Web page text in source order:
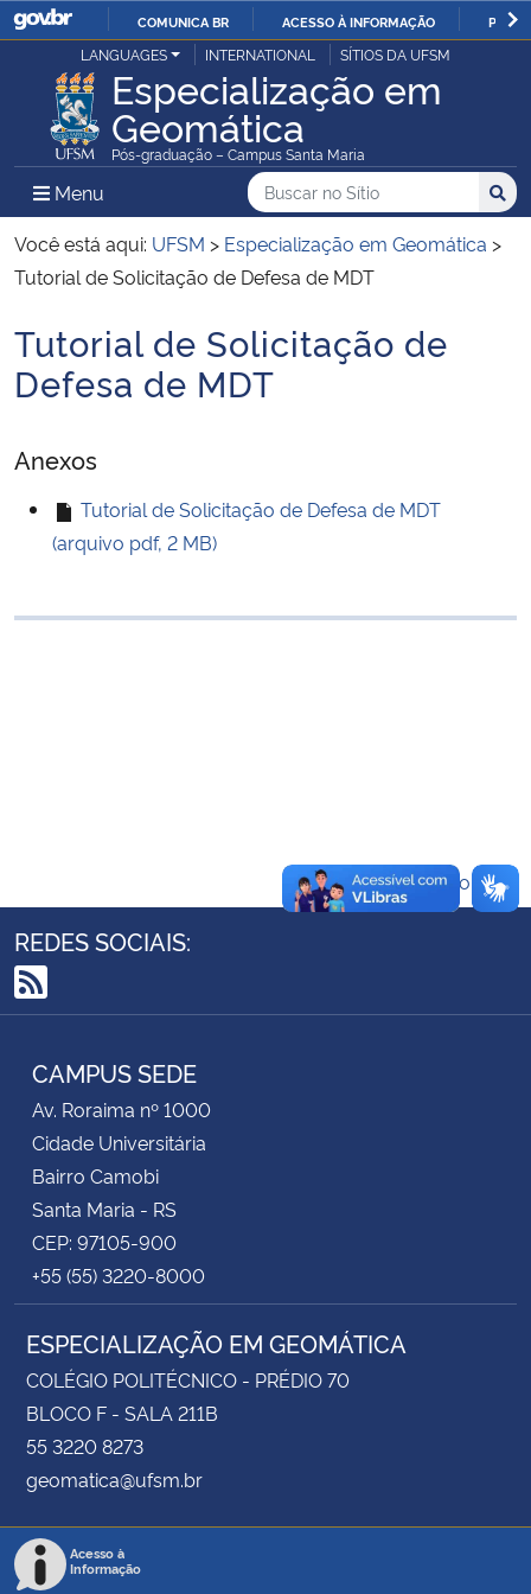
IR
PARA
O
CONTEÚDO
COMUNICA BR ACESSO À INFORMAÇÃO
Ministério da Justiça e Segurança Pública
Ministério da Defesa
Ministério das Relações Exteriores
Ministério da Infraestrutura
Ministério da Cidadania
Ministério da Saúde
Controladoria-Geral da União
Secretaria-Geral
Secretaria de Governo
Gabinete de Segurança Institucional
Advocacia-Geral da União
Banco Central do Brasil
LANGUAGES INTERNATIONAL SÍTIOS DA UFSM
Especialização em
Geomática
Pós-graduação – Campus Santa Maria
Menu Menu Principal do Sítio
Busca
Buscar no no Sítio
Busca:
Você está aqui: UFSM > Especialização em Geomática >
Tutorial de Solicitação de Defesa de MDT
Início do conteúdo
Tutorial de Solicitação de
Defesa de MDT
Anexos
Tutorial de Solicitação de Defesa de MDT
(arquivo pdf, 2 MB)
Voltar ao topo
REDES SOCIAIS:
RSS
CAMPUS SEDE
Av. Roraima nº 1000
Cidade Universitária
Bairro Camobi
Santa Maria - RS
CEP: 97105-900
+55 (55) 3220-8000
ESPECIALIZAÇÃO EM GEOMÁTICA
COLÉGIO POLITÉCNICO - PRÉDIO 70
BLOCO F - SALA 211B
55 3220 8273
geomatica@ufsm.br
Acesso à
Informação